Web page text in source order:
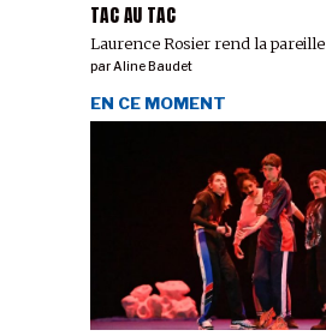
TAC AU TAC
Laurence Rosier rend la pareille
parAline Baudet
EN CE MOMENT